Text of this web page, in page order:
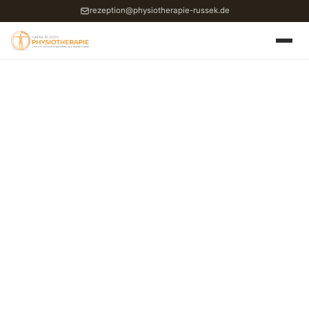
rezeption@physiotherapie-russek.de